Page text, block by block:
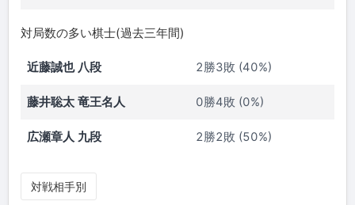
対局数の多い棋士(過去三年間)
近藤誠也 八段 2勝3敗 (40%)
藤井聡太 竜王名人 0勝4敗 (0%)
広瀬章人 九段 2勝2敗 (50%)
対戦相手別